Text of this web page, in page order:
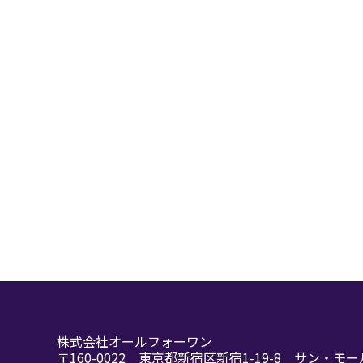
個人情報に関する苦情およ
株式会社オールフォーワン
〒160-0022 東京都新宿区新宿1-19-8 サン・モー